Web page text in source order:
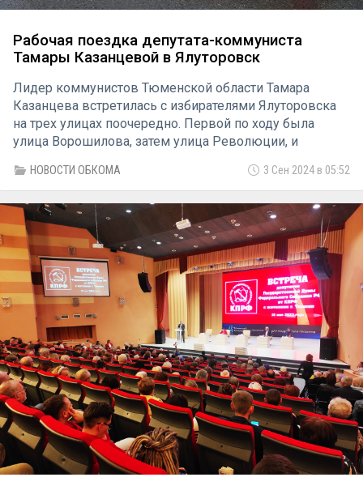
Рабочая поездка депутата-коммуниста
Тамары Казанцевой в Ялуторовск
Лидер коммунистов Тюменской области Тамара
Казанцева встретилась с избирателями Ялуторовска
на трех улицах поочередно. Первой по ходу была
улица Ворошилова, затем улица Революции, и
НОВОСТИ ОБКОМА 3 Сен 2024 в 05:52